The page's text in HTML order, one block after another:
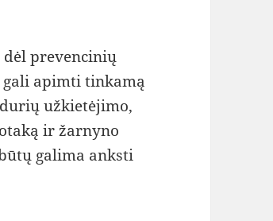
prevencinių
apimti tinkamą
užkietėjimo,
ir žarnyno
galima anksti